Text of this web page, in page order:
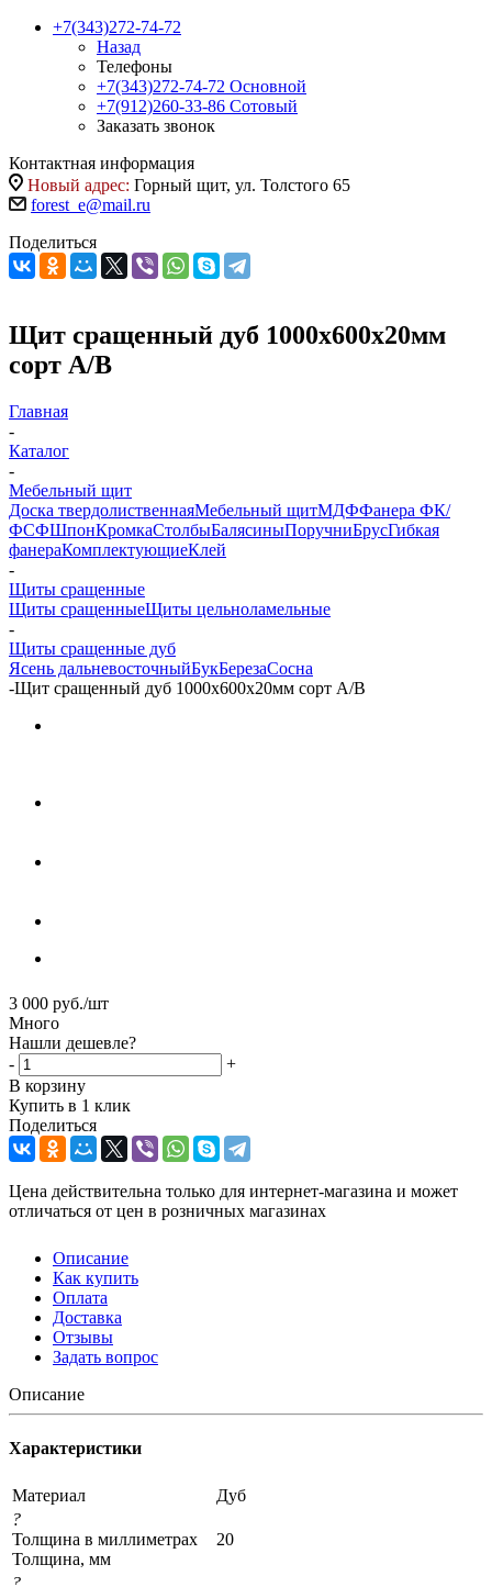
+7(343)272-74-72
Назад
Телефоны
+7(343)272-74-72 Основной
+7(912)260-33-86 Сотовый
Заказать звонок
Контактная информация
Новый адрес: Горный щит, ул. Толстого 65
forest_e@mail.ru
Поделиться
Щит сращенный дуб 1000х600х20мм
сорт А/В
Главная
-
Каталог
-
Мебельный щит
Доска твердолиственнаяМебельный щитМДФФанера ФК/
ФСФШпонКромкаСтолбыБалясиныПоручниБрусГибкая
фанераКомплектующиеКлей
-
Щиты сращенные
Щиты сращенныеЩиты цельноламельные
-
Щиты сращенные дуб
Ясень дальневосточныйБукБерезаСосна
-Щит сращенный дуб 1000х600х20мм сорт А/В
3 000 руб./шт
Много
Нашли дешевле?
-
+
В корзину
Купить в 1 клик
Поделиться
Цена действительна только для интернет-магазина и может
отличаться от цен в розничных магазинах
Описание
Как купить
Оплата
Доставка
Отзывы
Задать вопрос
Описание
Характеристики
Материал
Дуб
?
Толщина в миллиметрах
Толщина, мм
20
?